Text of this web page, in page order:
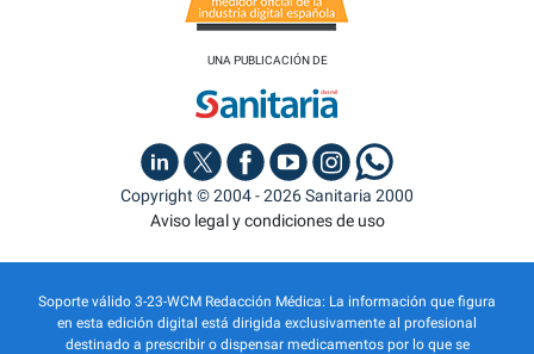
UNA PUBLICACIÓN DE
Copyright © 2004 - 2026 Sanitaria 2000
Aviso legal y condiciones de uso
Soporte válido 3-23-WCM Redacción Médica: La información que figura
en esta edición digital está dirigida exclusivamente al profesional
destinado a prescribir o dispensar medicamentos por lo que se